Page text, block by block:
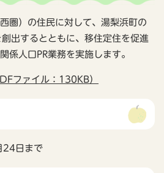
圏）の住民に対して、湯梨浜町の
出するとともに、移住定住を促進
係人口PR業務を実施します。
ファイル：130KB）
24日まで